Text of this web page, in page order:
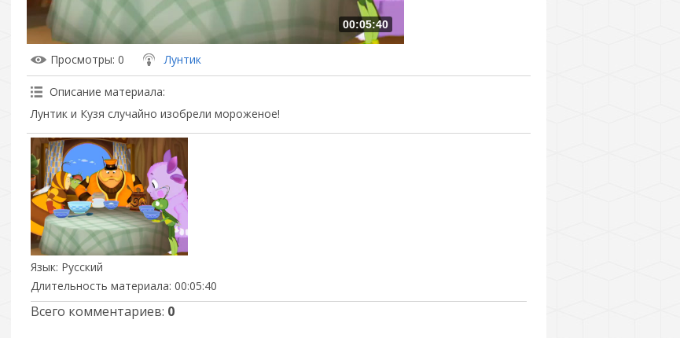
00:05:40
Просмотры: 0 Лунтик
Описание материала:
Лунтик и Кузя случайно изобрели мороженое!
Язык: Русский
Длительность материала: 00:05:40
Всего комментариев: 0